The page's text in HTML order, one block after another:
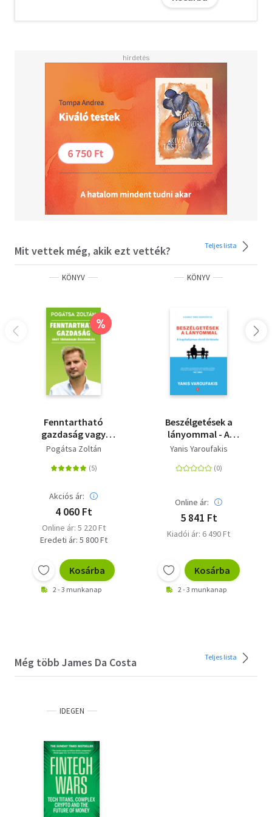
Mit vettek még, akik ezt vették? Teljes lista
KÖNYV
%
Fenntartható
gazdaság vagy
társadalmi
Pogátsa Zoltán
Akciós ár:
4 060 Ft
Online ár: 5 220 Ft
Eredeti ár: 5 800 Ft
Kosárba
2 - 3 munkanap
KÖNYV
Beszélgetések a
lányommal - A
kapitalizmus rövid
Yanis Yaroufakis
Online ár:
5 841 Ft
Kiadói ár: 6 490 Ft
Kosárba
2 - 3 munkanap
Még több James Da Costa Teljes lista
IDEGEN